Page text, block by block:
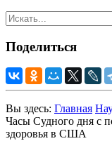
Поделиться
Вы здесь: Главная
Часы Судного дня с
здоровья в США